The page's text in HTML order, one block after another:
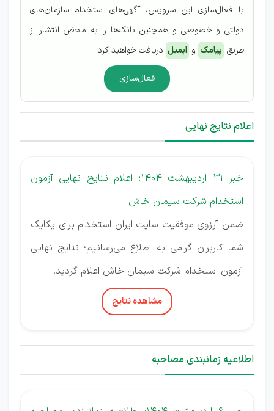
با فعال‌سازی این سرویس، آگهی‌های استخدام سازمان‌های
دولتی و خصوصی و همچنین بانک‌ها را به محض انتشار از
طریق پیامک و ایمیل دریافت خواهید کرد.
فعال‌سازی
اعلام نتایج نهایی
خبر 31 اردیبهشت 1404: اعلام نتایج نهایی آزمون
استخدام شرکت سیمان خاش
ضمن آرزوی موفقیت سایت ایران استخدام برای یکایک
شما کاربران گرامی به اطلاع می‌رسانیم؛ نتایج نهایی
آزمون استخدام شرکت سیمان خاش اعلام گردید.
مشاهده نتایج
اطلاعیه زمانبندی مصاحبه